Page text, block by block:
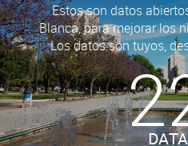
Estos son datos
Blanca, para mejorar los
Los datos son tuyos,